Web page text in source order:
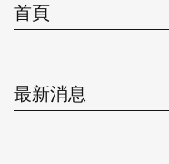
首頁
最新消息